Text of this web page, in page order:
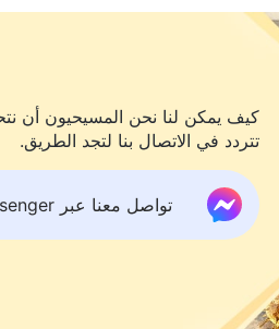
كيف يمكن لنا نحن المسيحيون أن
تتردد في الاتصال بنا لتجد الطريق.
تواصل معنا عبر Messenger